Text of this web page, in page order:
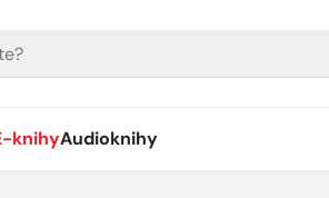
knihyAudioknihy